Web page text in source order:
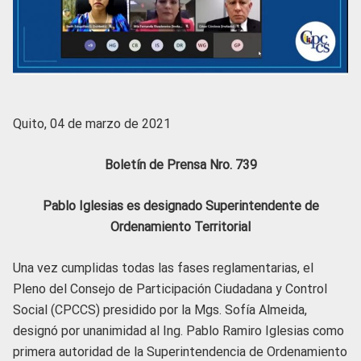
Quito, 04 de marzo de 2021
Boletín de Prensa Nro. 739
Pablo Iglesias es designado Superintendente de
Ordenamiento Territorial
Una vez cumplidas todas las fases reglamentarias, el
Pleno del Consejo de Participación Ciudadana y Control
Social (CPCCS) presidido por la Mgs. Sofía Almeida,
designó por unanimidad al Ing. Pablo Ramiro Iglesias como
primera autoridad de la Superintendencia de Ordenamiento